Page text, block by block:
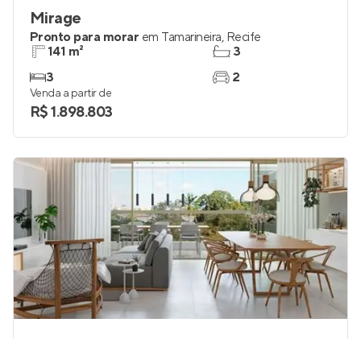
Mirage
Pronto para morar em Tamarineira, Recife
141 m²
3
3
2
Venda a partir de
R$ 1.898.803